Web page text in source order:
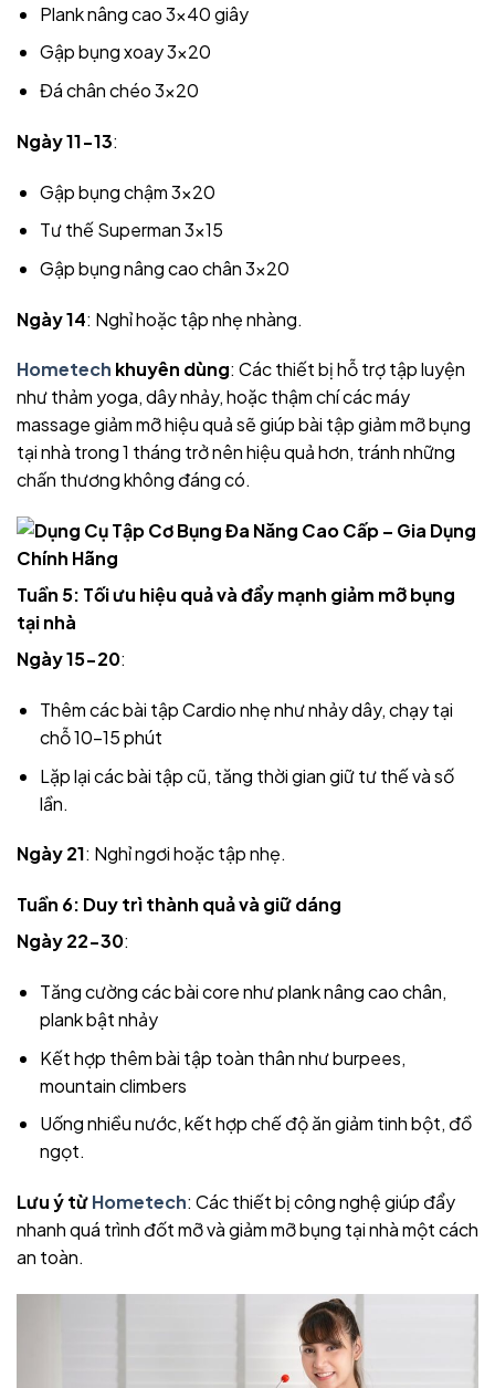
Plank nâng cao 3×40 giây
Gập bụng xoay 3×20
Đá chân chéo 3×20
Ngày 11-13:
Gập bụng chậm 3×20
Tư thế Superman 3×15
Gập bụng nâng cao chân 3×20
Ngày 14: Nghỉ hoặc tập nhẹ nhàng.
Hometech khuyên dùng: Các thiết bị hỗ trợ tập luyện
như thảm yoga, dây nhảy, hoặc thậm chí các máy
massage giảm mỡ hiệu quả sẽ giúp bài tập giảm mỡ bụng
tại nhà trong 1 tháng trở nên hiệu quả hơn, tránh những
chấn thương không đáng có.
Tuần 5: Tối ưu hiệu quả và đẩy mạnh giảm mỡ bụng
tại nhà
Ngày 15-20:
Thêm các bài tập Cardio nhẹ như nhảy dây, chạy tại
chỗ 10-15 phút
Lặp lại các bài tập cũ, tăng thời gian giữ tư thế và số
lần.
Ngày 21: Nghỉ ngơi hoặc tập nhẹ.
Tuần 6: Duy trì thành quả và giữ dáng
Ngày 22-30:
Tăng cường các bài core như plank nâng cao chân,
plank bật nhảy
Kết hợp thêm bài tập toàn thân như burpees,
mountain climbers
Uống nhiều nước, kết hợp chế độ ăn giảm tinh bột, đồ
ngọt.
Lưu ý từHometech: Các thiết bị công nghệ giúp đẩy
nhanh quá trình đốt mỡ và giảm mỡ bụng tại nhà một cách
an toàn.